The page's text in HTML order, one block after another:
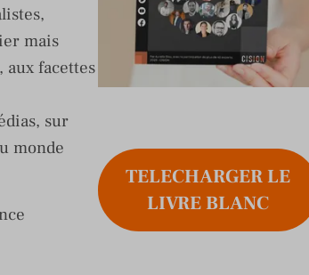
mais
facettes
sur
monde
TELECHARGER LE
LIVRE BLANC